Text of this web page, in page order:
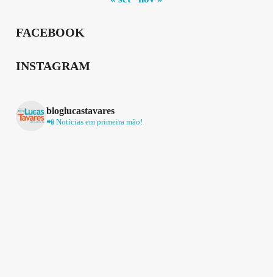
FACEBOOK
INSTAGRAM
bloglucastavares
📲 Notícias em primeira mão!